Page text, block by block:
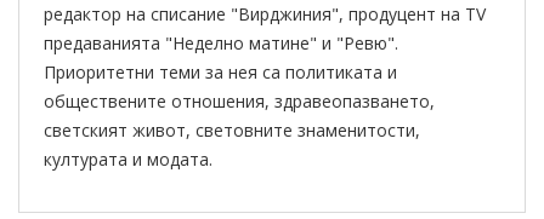
редактор на списание "Вирджиния", продуцент на TV
предаванията "Неделно матине" и "Ревю".
Приоритетни теми за нея са политиката и
обществените отношения, здравеопазването,
светският живот, световните знаменитости,
културата и модата.